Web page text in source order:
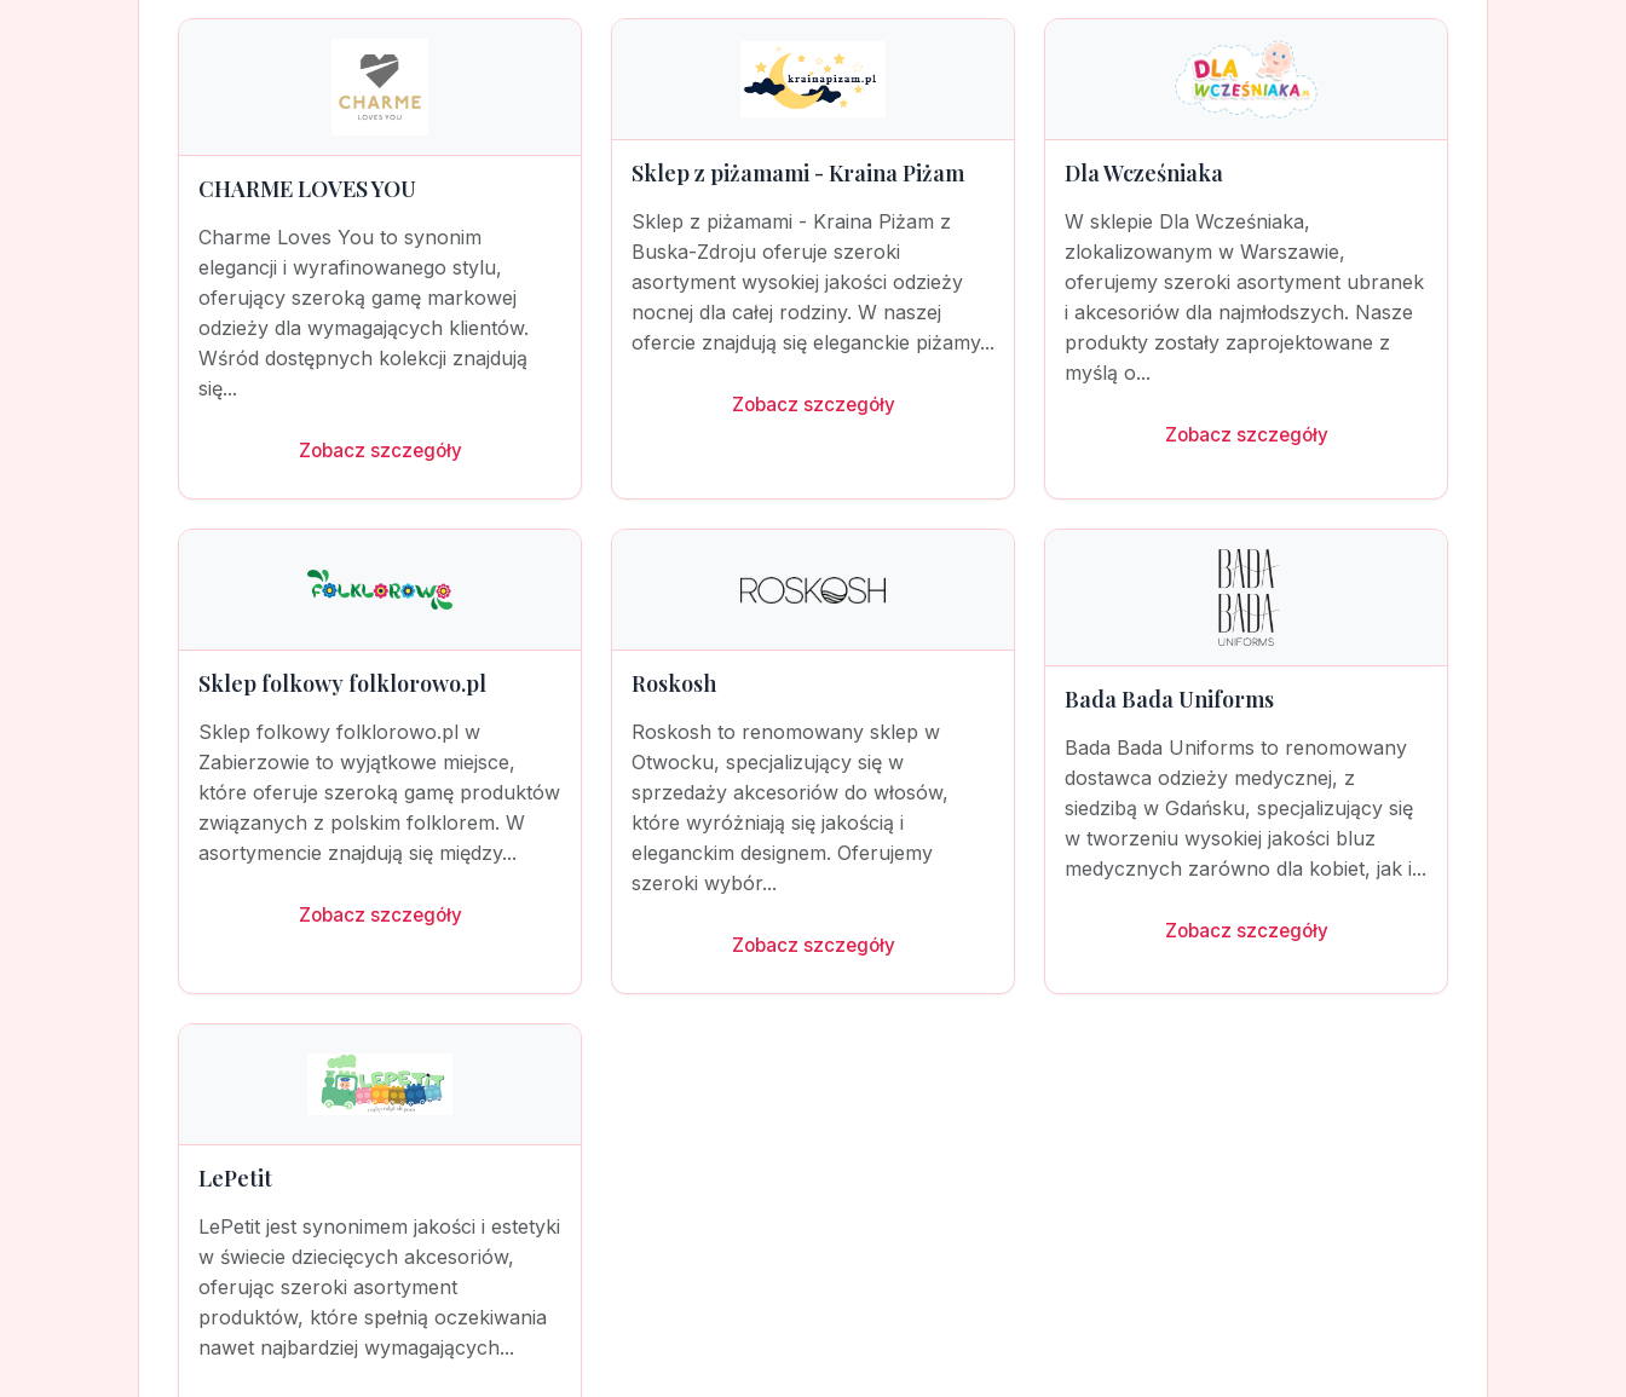
CHARME LOVES YOU
Charme Loves You to synonim
elegancji i wyrafinowanego stylu,
oferujący szeroką gamę markowej
odzieży dla wymagających klientów.
Wśród dostępnych kolekcji znajdują
się...
Zobacz szczegóły
Sklep z piżamami - Kraina Piżam
Sklep z piżamami - Kraina Piżam z
Buska-Zdroju oferuje szeroki
asortyment wysokiej jakości odzieży
nocnej dla całej rodziny. W naszej
ofercie znajdują się eleganckie piżamy...
Zobacz szczegóły
Dla Wcześniaka
W sklepie Dla Wcześniaka,
zlokalizowanym w Warszawie,
oferujemy szeroki asortyment ubranek
i akcesoriów dla najmłodszych. Nasze
produkty zostały zaprojektowane z
myślą o...
Zobacz szczegóły
Sklep folkowy folklorowo.pl
Sklep folkowy folklorowo.pl w
Zabierzowie to wyjątkowe miejsce,
które oferuje szeroką gamę produktów
związanych z polskim folklorem. W
asortymencie znajdują się między...
Zobacz szczegóły
Roskosh
Roskosh to renomowany sklep w
Otwocku, specjalizujący się w
sprzedaży akcesoriów do włosów,
które wyróżniają się jakością i
eleganckim designem. Oferujemy
szeroki wybór...
Zobacz szczegóły
Bada Bada Uniforms
Bada Bada Uniforms to renomowany
dostawca odzieży medycznej, z
siedzibą w Gdańsku, specjalizujący się
w tworzeniu wysokiej jakości bluz
medycznych zarówno dla kobiet, jak i...
Zobacz szczegóły
LePetit
LePetit jest synonimem jakości i estetyki
w świecie dziecięcych akcesoriów,
oferując szeroki asortyment
produktów, które spełnią oczekiwania
nawet najbardziej wymagających...